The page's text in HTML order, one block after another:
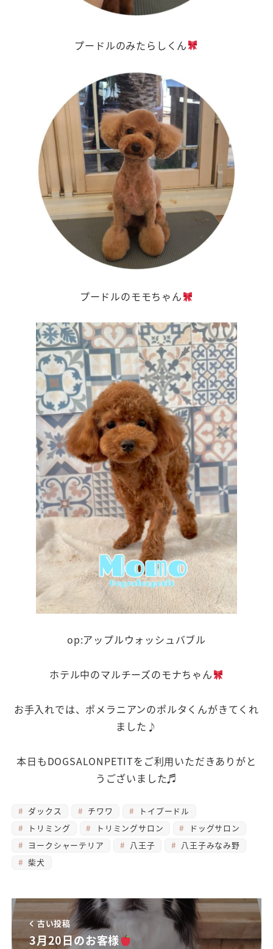
プードルのみたらしくん
プードルのモモちゃん
op:アップルウォッシュバブル
ホテル中のマルチーズのモナちゃん
お手入れでは、ポメラニアンのポルタくんがきてくれ
ました♪
本日もDOGSALONPETITをご利用いただきありがと
うございました♬
ダックス チワワ
トイプードル
トリミング
トリミングサロン
ドッグサロン
ヨークシャーテリア
八王子
八王子みなみ野
柴犬
古い投稿
3月20日のお客様